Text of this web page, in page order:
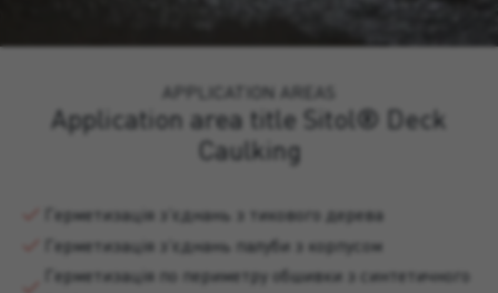
APPLICATION AREAS
Application area title Sitol® Deck
Caulking
Герметизація з'єднань з тикового дерева
Герметизація з'єднань палуби з корпусом
Герметизація по периметру обшивки з синтетичного